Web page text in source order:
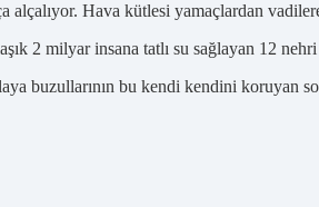
alçalıyor. Hava kütlesi yamaçlardan
2 milyar insana tatlı su sağlayan 12
buzullarının bu kendi kendini koruyan